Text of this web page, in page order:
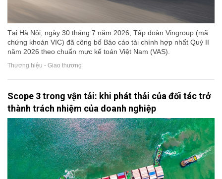
Tại Hà Nội, ngày 30 tháng 7 năm 2026, Tập đoàn Vingroup (mã
chứng khoán VIC) đã công bố Báo cáo tài chính hợp nhất Quý II
năm 2026 theo chuẩn mực kế toán Việt Nam (VAS).
Thương hiệu - Giao thương
Scope 3 trong vận tải: khi phát thải của đối tác trở
thành trách nhiệm của doanh nghiệp